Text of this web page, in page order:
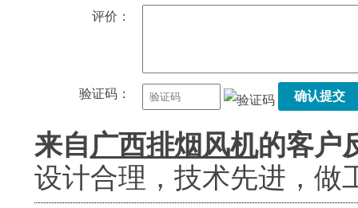
评价：
验证码： 确认提交
来自广西排烟风机的客户
设计合理，技术先进，做